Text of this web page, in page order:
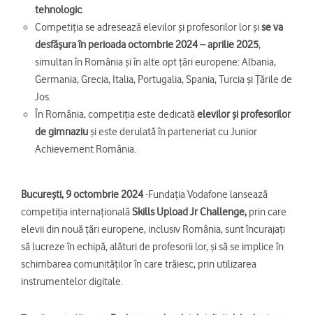
tehnologic.
Competiția se adresează elevilor și profesorilor lor șise va
desfășura în perioada octombrie 2024 – aprilie 2025,
simultan în România și în alte opt țări europene: Albania,
Germania, Grecia, Italia, Portugalia, Spania, Turcia și Țările de
Jos.
În România, competiția este dedicatăelevilor și profesorilor
de gimnaziu și este derulată în parteneriat cu Junior
Achievement România.
București, 9 octombrie 2024-Fundația Vodafone lansează
competiția internaționalăSkills Upload Jr Challenge, prin care
elevii din nouă țări europene, inclusiv România, sunt încurajați
să lucreze în echipă, alături de profesorii lor, și să se implice în
schimbarea comunităților în care trăiesc, prin utilizarea
instrumentelor digitale.